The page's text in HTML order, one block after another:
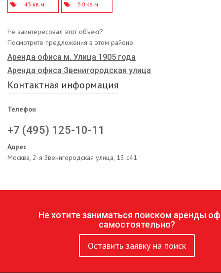
43 кв.м 50 кв.м
Не заинтересовал этот объект?
Посмотрите предложения в этом районе.
Аренда офиса м. Улица 1905 года
Аренда офиса Звенигородская улица
Контактная информация
Телефон
+7 (495) 125-10-11
Адрес
Москва, 2-я Звенигородская улица, 13 с41
Не хотите заниматься поиском аренды
самостоятельно?
Оставить заявку на поиск